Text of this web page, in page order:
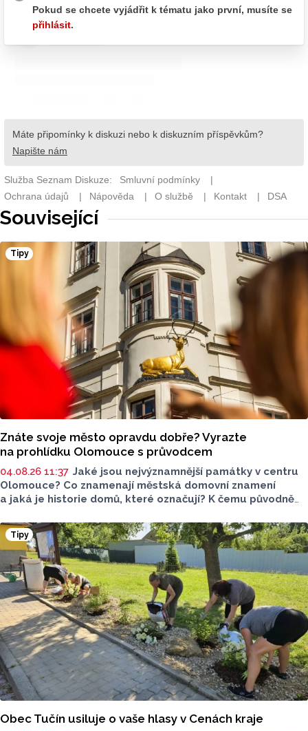
Související
Tipy
Znáte svoje město opravdu dobře? Vyrazte
na prohlídku Olomouce s průvodcem
04.08.26 11:37 Jaké jsou nejvýznamnější památky v centru
Olomouce? Co znamenají městská domovní znamení
a jaká je historie domů, které označují? K čemu původně
Komenium? Nejen to prozradí tradiční komentované
prohlídky, které i na tuto letní sezonu připravilo
Informační centrum Olomouc.
Tipy
Obec Tučín usiluje o vaše hlasy v Cenách kraje